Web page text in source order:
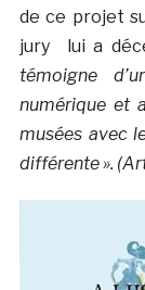
de ce projet
jury lui a
témoigne
numérique et
musées avec
différente ».